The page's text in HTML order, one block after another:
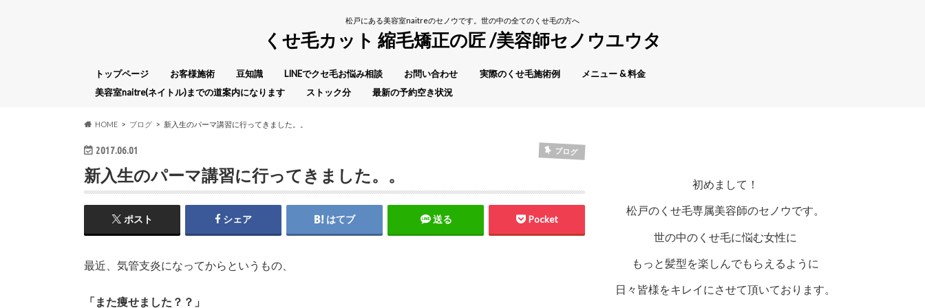
松戸にある美容室naitreのセノウです。世の中の全てのくせ毛の方へ
くせ毛カット 縮毛矯正の匠 /美容師セノウユウタ
トップページ お客様施術 豆知識 LINEでクセ毛お悩み相談 お問い合わせ 実際のくせ毛施術例
メニュー & 料金
美容室naitre(ネイトル)までの道案内になります
ストック分 最新の予約空き状況
HOME ブログ 新入生のパーマ講習に行ってきました。。
2017.06.01 ブログ
新入生のパーマ講習に行ってきました。。
ポスト シェア はてブ 送る Pocket
最近、気管支炎になってからというもの、
「また痩せました？？」
初めまして！
松戸のくせ毛専属美容師のセノウです。
世の中のくせ毛に悩む女性に
もっと髪型を楽しんでもらえるように
日々皆様をキレイにさせて頂いております。